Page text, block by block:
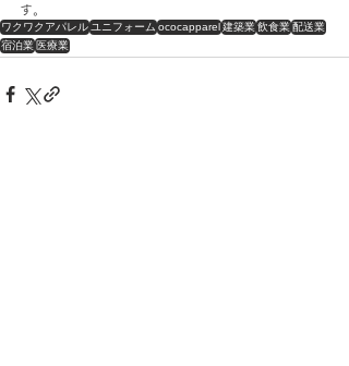
す。
ワクワクアパレル ユニフォーム ococapparel建築業飲食業配送業
宿泊業医療業